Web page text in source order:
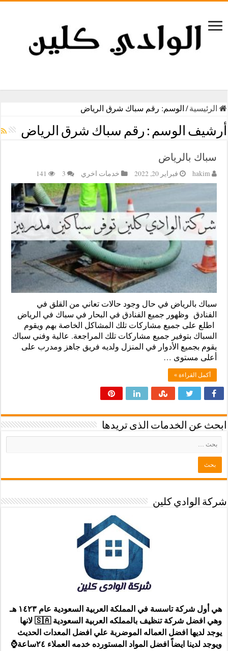
الرئيسية/ الوسم: رقم سباك شرق الرياض
أرشيف الوسم : رقم سباك شرق الرياض
سباك بالرياض
hakim فبراير 20, 2022 خدمات اخري 3
141
سباك بالرياض في حال وجود حالات تعاني من القلق في
الفنادق وظهور جميع الفنادق في البحار في سباك في الرياض
اطلع على جميع مشاركات تلك المشاكل الخاصة بهم ويقوم
السباك بتوفير جميع مشاركات تلك المراجعة. عالية وفني سباك
يقوم بجميع الأدوار في المنزل ولديه فريق جاهز ومدرب على
أعلى مستوى …
أكمل القراءة »
ابحث عن الخدمات الذى تريدها
شركة الوادي كلين
هي أول شركة تاسسة في المملكة العربية السعودية عام ١٤٢٣ هـ
وهي افضل شركة تنظيف بالمملكه العربية السعودية 🇸🇦 لانها
يوجد لديها افضل العماله الموضربة علي افضل المعدات الحديث
ويوجد لدينا ايضاً افضل المواد المستورده خدمه العملاء ٢٤ساعة⌚